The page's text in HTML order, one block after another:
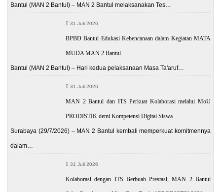
Bantul (MAN 2 Bantul) – MAN 2 Bantul melaksanakan Tes…
31 Juli 2026
BPBD Bantul Edukasi Kebencanaan dalam Kegiatan MATA
MUDA MAN 2 Bantul
Bantul (MAN 2 Bantul) – Hari kedua pelaksanaan Masa Ta'aruf…
31 Juli 2026
MAN 2 Bantul dan ITS Perkuat Kolaborasi melalui MoU
PRODISTIK demi Kompetensi Digital Siswa
Surabaya (29/7/2026) – MAN 2 Bantul kembali memperkuat komitmennya
dalam…
31 Juli 2026
Kolaborasi dengan ITS Berbuah Prestasi, MAN 2 Bantul